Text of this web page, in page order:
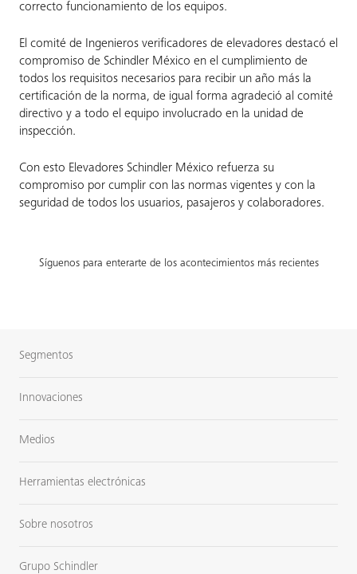
correcto funcionamiento de los equipos.
El comité de Ingenieros verificadores de elevadores destacó el
compromiso de Schindler México en el cumplimiento de
todos los requisitos necesarios para recibir un año más la
certificación de la norma, de igual forma agradeció al comité
directivo y a todo el equipo involucrado en la unidad de
inspección.
Con esto Elevadores Schindler México refuerza su
compromiso por cumplir con las normas vigentes y con la
seguridad de todos los usuarios, pasajeros y colaboradores.
Síguenos para enterarte de los acontecimientos más recientes
Segmentos
Innovaciones
Medios
Herramientas electrónicas
Sobre nosotros
Grupo Schindler